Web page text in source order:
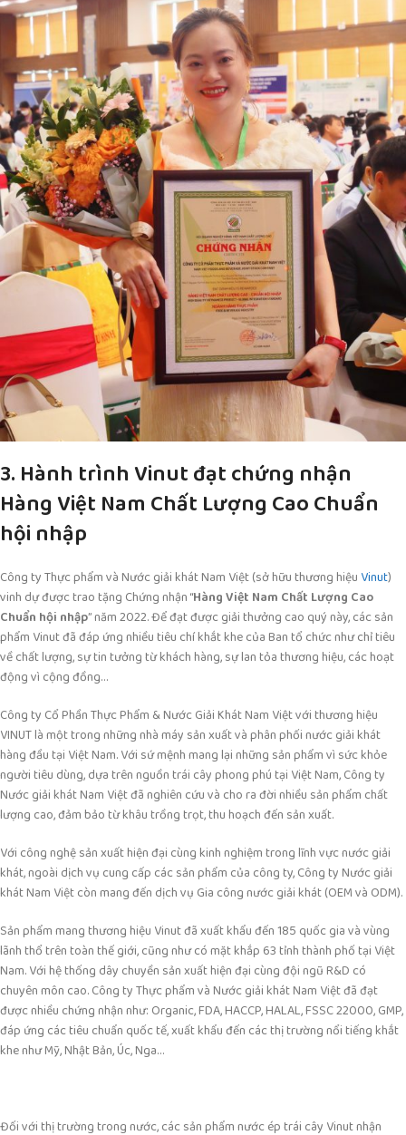
3. Hành trình Vinut đạt chứng nhận
Hàng Việt Nam Chất Lượng Cao Chuẩn
hội nhập
Công ty Thực phẩm và Nước giải khát Nam Việt (sở hữu thương hiệu Vinut)
vinh dự được trao tặng Chứng nhận “Hàng Việt Nam Chất Lượng Cao
Chuẩn hội nhập” năm 2022. Để đạt được giải thưởng cao quý này, các sản
phẩm Vinut đã đáp ứng nhiều tiêu chí khắt khe của Ban tổ chức như chỉ tiêu
về chất lượng, sự tin tưởng từ khách hàng, sự lan tỏa thương hiệu, các hoạt
động vì cộng đồng…
Công ty Cổ Phần Thực Phẩm & Nước Giải Khát Nam Việt với thương hiệu
VINUT là một trong những nhà máy sản xuất và phân phối nước giải khát
hàng đầu tại Việt Nam. Với sứ mệnh mang lại những sản phẩm vì sức khỏe
người tiêu dùng, dựa trên nguồn trái cây phong phú tại Việt Nam, Công ty
Nước giải khát Nam Việt đã nghiên cứu và cho ra đời nhiều sản phẩm chất
lượng cao, đảm bảo từ khâu trồng trọt, thu hoạch đến sản xuất.
Với công nghệ sản xuất hiện đại cùng kinh nghiệm trong lĩnh vực nước giải
khát, ngoài dịch vụ cung cấp các sản phẩm của công ty, Công ty Nước giải
khát Nam Việt ­­còn mang đến dịch vụ Gia công nước giải khát (OEM và ODM).
Sản phẩm mang thương hiệu Vinut đã xuất khẩu đến 185 quốc gia và vùng
lãnh thổ trên toàn thế giới, cũng như có mặt khắp 63 tỉnh thành phố tại Việt
Nam. Với hệ thống dây chuyền sản xuất hiện đại cùng đội ngũ R&D có
chuyên môn cao. Công ty Thực phẩm và Nước giải khát Nam Việt đã đạt
được nhiều chứng nhận như: Organic, FDA, HACCP, HALAL, FSSC 22000, GMP,
đáp ứng các tiêu chuẩn quốc tế, xuất khẩu đến các thị trường nổi tiếng khắt
khe như Mỹ, Nhật Bản, Úc, Nga…
Đối với thị trường trong nước, các sản phẩm nước ép trái cây Vinut nhận